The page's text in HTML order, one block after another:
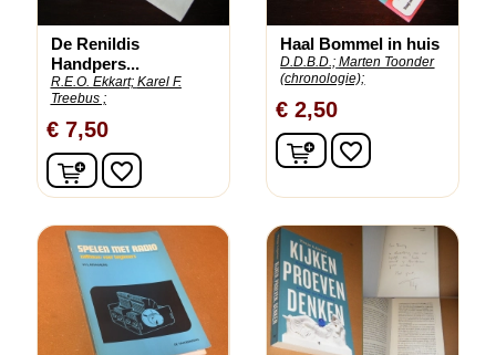
De Renildis
Handpers...
R.E.O. Ekkart; Karel F.
Treebus ;
€ 7,50
In winkelwagen
favorite_border
Haal Bommel in huis
D.D.B.D.; Marten Toonder
(chronologie);
€ 2,50
In winkelwagen
favorite_border